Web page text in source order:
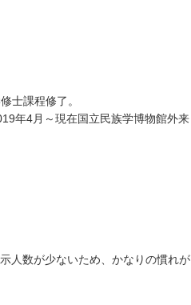
士課程修了。
年4月～現在国立民族学博物館外来
人数が少ないため、かなりの慣れが